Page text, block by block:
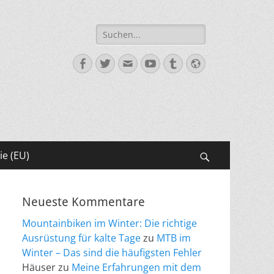
Suche
nach:
Facebook
Twitter
E-
Mail
YouTube
TumblrWebsite
(EU)
Neueste Kommentare
Mountainbiken im Winter: Die richtige
Ausrüstung für kalte Tagezu MTB im
Winter – Das sind die häufigsten Fehler
Häuserzu Meine Erfahrungen mit dem